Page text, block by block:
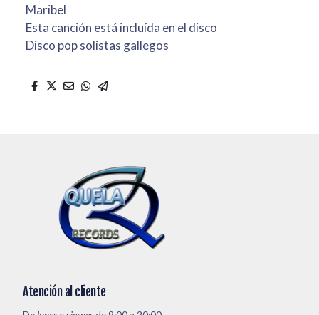
Maribel
Esta canción está incluída en el disco
Disco pop solistas gallegos
Atención al cliente